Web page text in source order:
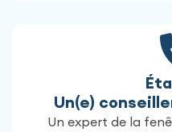
Un(e)
Un expert de la